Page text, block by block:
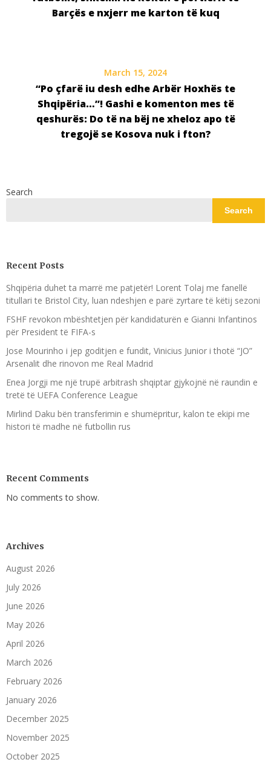
Barçës e nxjerr me karton të kuq
March 15, 2024
“Po çfarë iu desh edhe Arbër Hoxhës te
Shqipëria…”! Gashi e komenton mes të
qeshurës: Do të na bëj ne xheloz apo të
tregojë se Kosova nuk i fton?
Search
Search
Recent Posts
Shqipëria duhet ta marrë me patjetër! Lorent Tolaj me fanellë
titullari te Bristol City, luan ndeshjen e parë zyrtare të këtij sezoni
FSHF revokon mbështetjen për kandidaturën e Gianni Infantinos
për President të FIFA-s
Jose Mourinho i jep goditjen e fundit, Vinicius Junior i thotë “JO”
Arsenalit dhe rinovon me Real Madrid
Enea Jorgji me një trupë arbitrash shqiptar gjykojnë në raundin e
tretë të UEFA Conference League
Mirlind Daku bën transferimin e shumëpritur, kalon te ekipi me
histori të madhe në futbollin rus
Recent Comments
No comments to show.
Archives
August 2026
July 2026
June 2026
May 2026
April 2026
March 2026
February 2026
January 2026
December 2025
November 2025
October 2025